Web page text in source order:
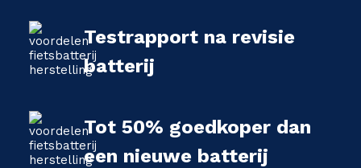
Testrapport na revisie
batterij
Tot 50% goedkoper dan
een nieuwe batterij